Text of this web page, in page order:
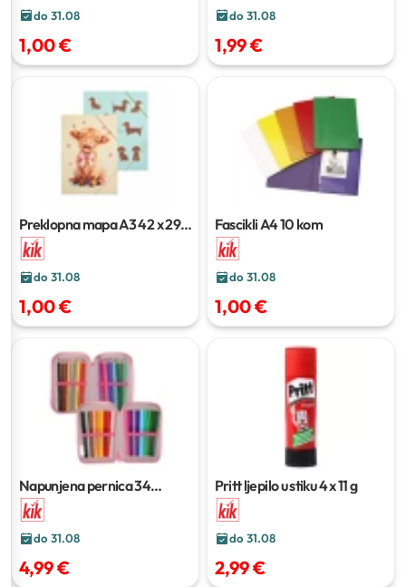
do 31.08
1,00 €
do 31.08
1,99 €
Preklopna mapa A342 x 29,7
cm
do 31.08
1,00 €
Fascikli A410 kom
do 31.08
1,00 €
Napunjena pernica34
dijelova, cca. 14 x 19,5 x 3,8
cm
do 31.08
4,99 €
Pritt ljepilo u stiku4 x 11 g
do 31.08
2,99 €